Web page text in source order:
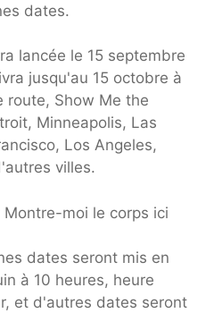
dates.
lancée le 15 septembre
jusqu'au 15 octobre à
route, Show Me the
Minneapolis, Las
Los Angeles,
villes.
moi le corps ici
dates seront mis en
à 10 heures, heure
et d'autres dates seront